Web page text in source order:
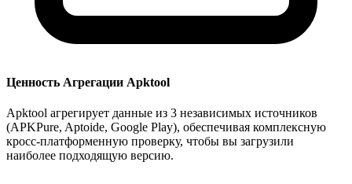
Ценность Агрегации Apktool
Apktool агрегирует данные из 3 независимых источников
(APKPure, Aptoide, Google Play), обеспечивая комплексную
кросс-платформенную проверку, чтобы вы загрузили
наиболее подходящую версию.